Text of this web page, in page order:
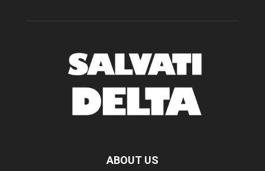
ABOUT US